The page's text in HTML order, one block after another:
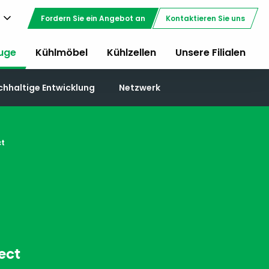
Fordern Sie ein Angebot an Kontaktieren Sie uns
Kühlmöbel Kühlzellen Unsere Filialen
Entwicklung Netzwerk